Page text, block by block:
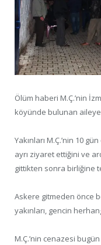
Ölüm haberi M.Ç.’nin
köyünde bulunan aileye
Yakınları M.Ç.’nin 10
ayrı ziyaret ettiğini ve
gittikten sonra birliğine
Askere gitmeden önce
yakınları, gencin
M.Ç.’nin cenazesi